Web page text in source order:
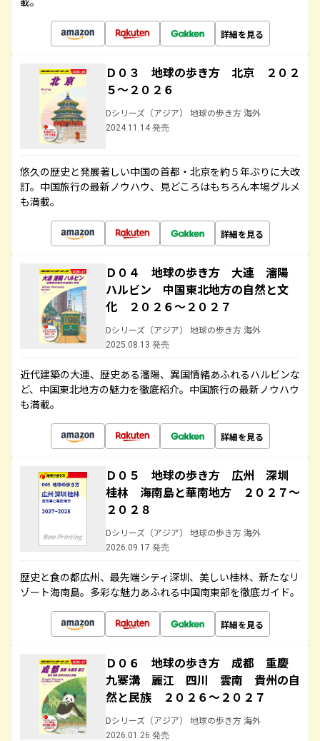
詳細を見る
Ｄ０３ 地球の歩き方 北京 ２０２
５～２０２６
Dシリーズ（アジア） 地球の歩き方 海外
2024.11.14 発売
悠久の歴史と発展著しい中国の首都・北京を約５年ぶりに大改
訂。中国旅行の最新ノウハウ、見どころはもちろん本場グルメ
も満載。
詳細を見る
Ｄ０４ 地球の歩き方 大連 瀋陽
ハルビン 中国東北地方の自然と文
化 ２０２６～２０２７
Dシリーズ（アジア） 地球の歩き方 海外
2025.08.13 発売
近代建築の大連、歴史ある瀋陽、異国情緒あふれるハルビンな
ど、中国東北地方の魅力を徹底紹介。中国旅行の最新ノウハウ
も満載。
詳細を見る
Ｄ０５ 地球の歩き方 広州 深圳
桂林 海南島と華南地方 ２０２７～
２０２８
Dシリーズ（アジア） 地球の歩き方 海外
2026.09.17 発売
歴史と食の都広州、最先端シティ深圳、美しい桂林、新たなリ
ゾート海南島。多彩な魅力あふれる中国南東部を徹底ガイド。
詳細を見る
Ｄ０６ 地球の歩き方 成都 重慶
九寨溝 麗江 四川 雲南 貴州の自
然と民族 ２０２６～２０２７
Dシリーズ（アジア） 地球の歩き方 海外
2026.01.26 発売